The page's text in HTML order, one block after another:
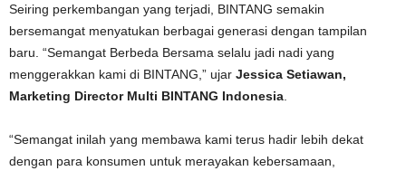
Seiring perkembangan yang terjadi, BINTANG semakin
bersemangat menyatukan berbagai generasi dengan tampilan
baru. “Semangat Berbeda Bersama selalu jadi nadi yang
menggerakkan kami di BINTANG,” ujar Jessica Setiawan,
Marketing Director Multi BINTANG Indonesia
“Semangat inilah yang membawa kami terus hadir lebih dekat
dengan para konsumen untuk merayakan kebersamaan,